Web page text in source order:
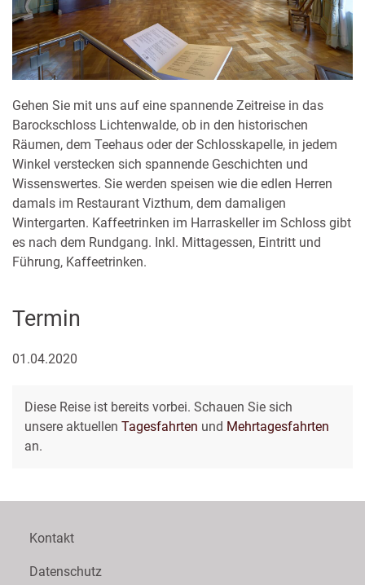
Gehen Sie mit uns auf eine spannende Zeitreise in das
Barockschloss Lichtenwalde, ob in den historischen
Räumen, dem Teehaus oder der Schlosskapelle, in jedem
Winkel verstecken sich spannende Geschichten und
Wissenswertes. Sie werden speisen wie die edlen Herren
damals im Restaurant Vizthum, dem damaligen
Wintergarten. Kaffeetrinken im Harraskeller im Schloss gibt
es nach dem Rundgang. Inkl. Mittagessen, Eintritt und
Führung, Kaffeetrinken.
Termin
01.04.2020
Diese Reise ist bereits vorbei. Schauen Sie sich
unsere aktuellen Tagesfahrten und Mehrtagesfahrten
an.
Kontakt
Datenschutz